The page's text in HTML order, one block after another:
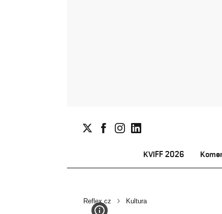
KVIFF 2026
Reflex.cz Kultura